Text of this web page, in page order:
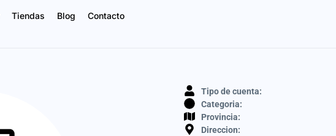
Tiendas Blog Contacto
Tipo de cuenta:
Categoria:
Provincia:
Direccion: